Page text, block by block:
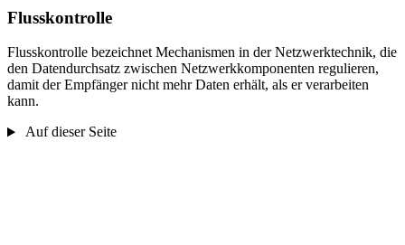
Flusskontrolle
Flusskontrolle bezeichnet Mechanismen in der Netzwerktechnik, die
den Datendurchsatz zwischen Netzwerkkomponenten regulieren,
damit der Empfänger nicht mehr Daten erhält, als er verarbeiten
kann.
Auf dieser Seite